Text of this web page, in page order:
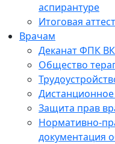
аспирантуре
Итоговая
Врачам
Деканат ФПК
Общество
Защита прав
Нормативно-
документация